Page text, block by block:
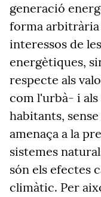
generació
forma arbitrària
interessos de
energètiques,
respecte als
com l'urbà- i als
habitants,
amenaça a la
sistemes
són els efectes
climàtic. Per